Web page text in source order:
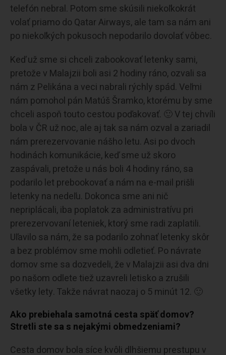
telefón nebral. Potom sme skúsili niekoľkokrát
volať priamo do Qatar Airways, ale tam sa nám ani
po niekoľkých pokusoch nepodarilo dovolať vôbec.
Keď už sme si chceli zabookovať letenky sami,
pretože v Malajzii boli asi 2 hodiny ráno, ozvali sa
nám z Pelikána a veci nabrali rýchly spád. Veľmi
nám pomohol pán Matúš Šramko, ktorému by sme
chceli aspoň touto cestou poďakovať. 🙂 V tej chvíli
bola v ČR už noc, ale aj tak sa nám ozval a zariadil
nám prerezervovanie nášho letu. Asi po dvoch
hodinách komunikácie, keď sme už skoro
zaspávali, pretože u nás boli 4 hodiny ráno, sa
podarilo let prebookovať a nám na e-mail prišli
letenky na nedeľu. Dokonca sme ani nič
nepriplácali, iba poplatok za administratívu pri
prerezervovaní leteniek, ktorý sme radi zaplatili.
Uľavilo sa nám, že sa podarilo zohnať letenky skôr
a bez problémov sme mohli odletieť. Po návrate
domov sme sa dozvedeli, že v Malajzii asi dva dni
po našom odlete tiež uzavreli letisko a zrušili
všetky lety. Takže návrat naozaj o 5 minút 12. 🙂
Ako prebiehala samotná cesta späť domov?
Stretli ste sa s nejakými obmedzeniami?
Cesta domov bola síce kvôli dlhšiemu prestupu v